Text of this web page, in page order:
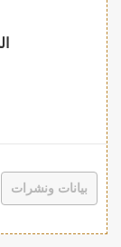
بيانات ونشرات